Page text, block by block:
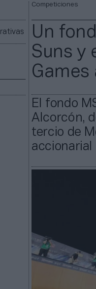
Competiciones
Un
Suns y
Games
El fondo
Alcorcón,
tercio de
accionarial